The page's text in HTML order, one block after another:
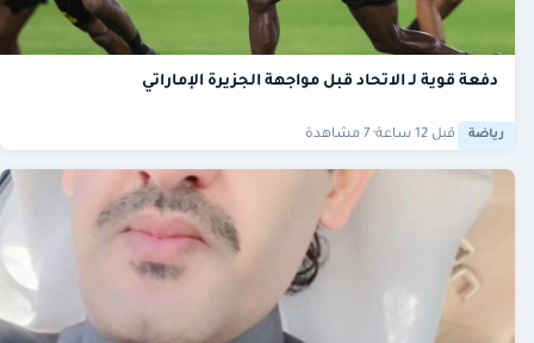
دفعة قوية لـ الاتحاد قبل مواجهة الجزيرة الإماراتي
رياضة قبل 12 ساعة · 7 مشاهدة